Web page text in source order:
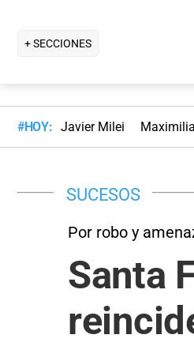
+ SECCIONES
#HOY: Javier Milei
SUCESOS
Por robo y
Santa